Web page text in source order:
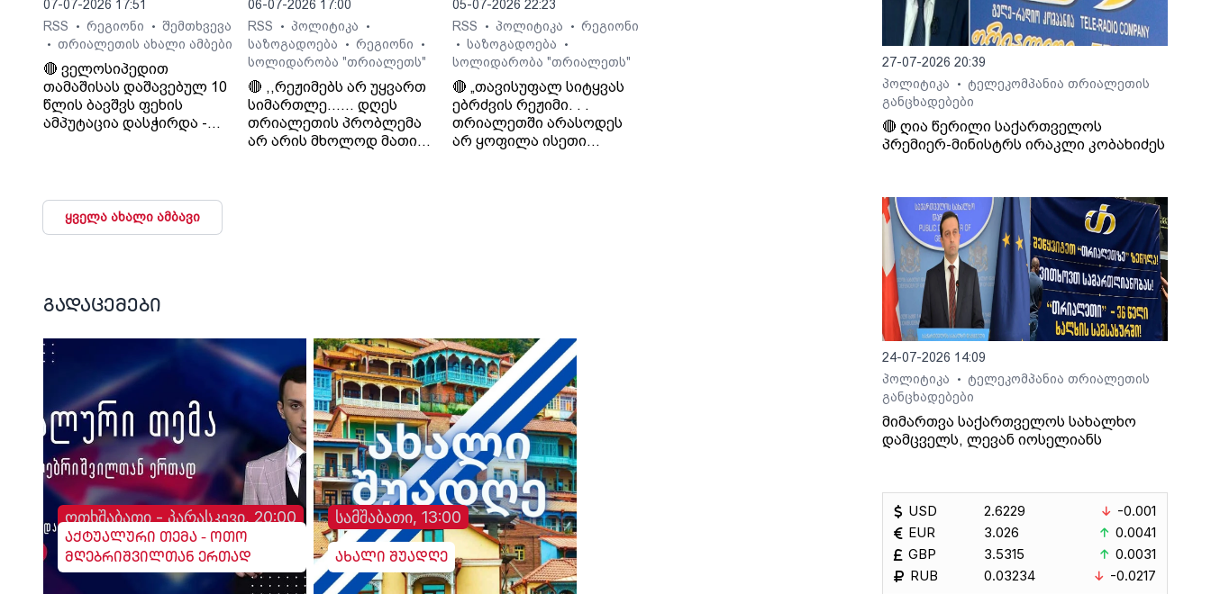
07-07-2026 17:51
RSS
• რეგიონი • შემთხვევა
• თრიალეთის ახალი ამბები
🔴 ველოსიპედით
თამაშისას დაშავებულ 10
წლის ბავშვს ფეხის
ამპუტაცია დასჭირდა -
06-07-2026 17:00
RSS
• პოლიტიკა •
საზოგადოება • რეგიონი •
სოლიდარობა "თრიალეთს"
🔴 ,,რეჟიმებს არ უყვართ
სიმართლე...... დღეს
თრიალეთის პრობლემა
არ არის მხოლოდ მათი
05-07-2026 22:23
RSS
• პოლიტიკა • რეგიონი
• საზოგადოება •
სოლიდარობა "თრიალეთს"
🔴 „თავისუფალ სიტყვას
ებრძვის რეჟიმი. . .
თრიალეთში არასოდეს
არ ყოფილა ისეთი
ყველა ახალი ამბავი
გადაცემები
ოთხშაბათი - პარასკევი, 20:00
აქტუალური თემა - ოთო
მღებრიშვილთან ერთად
სამშაბათი, 13:00
ახალი შუადღე
27-07-2026 20:39
პოლიტიკა
•
ტელეკომპანია თრიალეთის
განცხადებები
🔴 ღია წერილი საქართველოს
პრემიერ-მინისტრს ირაკლი კობახიძეს
24-07-2026 14:09
პოლიტიკა
•
ტელეკომპანია თრიალეთის
განცხადებები
მიმართვა საქართველოს სახალხო
დამცველს, ლევან იოსელიანს
USD
EUR
GBP
RUB
2.6229
3.026
3.5315
0.03234
-0.001
0.0041
0.0031
-0.0217